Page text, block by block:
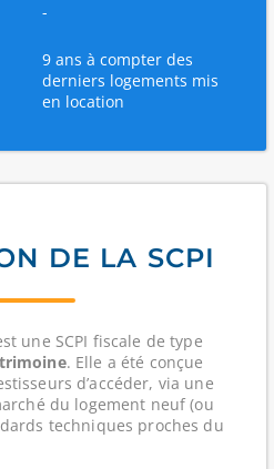
-
9 ans à compter des
derniers logements mis
en location
DE LA SCPI
une SCPI fiscale de type
. Elle a été conçue
d’accéder, via une
du logement neuf (ou
techniques proches du